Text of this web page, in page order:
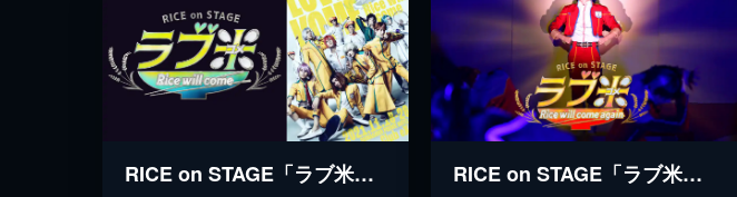
RICE on STAGE「ラブ米」～Rice will come～ RICE on STAGE「ラブ米」～Rice will come again～